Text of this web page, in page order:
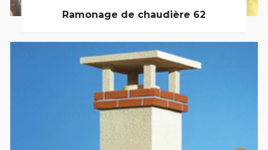
Ramonage de chaudière 62